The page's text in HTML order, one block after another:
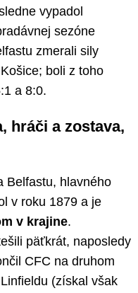
vypadol
sezóne
zmerali sily
boli z toho
a 8:0.
hráči a zostava,
Belfastu, hlavného
v roku 1879 a je
v krajine.
päťkrát, naposledy
CFC na druhom
(získal však